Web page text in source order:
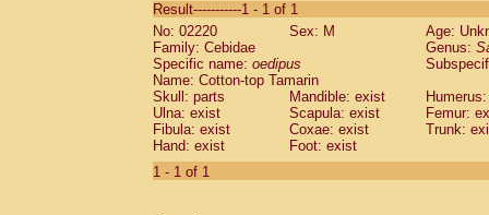
CebidaeSaguinus labiatus(0)
Cebidae Saguinus leucopus (0)
Cebidae
CebidaeSaguinus mystax
Cebidae Saguinus nigricollis (0)
Cebidae Saguinus oedipus
Cebidae Saguinus weddelli
Cebidae Saguinusspp.
Cebidae
Result-----------1 - 1 of 1
No: 02220
Sex: M
Age:
Family: Cebidae
Genus:
Specific name: oedipus
Name: Cotton-top Tamarin
Skull: parts
Mandible: exist
Ulna: exist
Scapula: exist
Femur:
Fibula: exist
Coxae: exist
Trunk:
Hand: exist
Foot: exist
1 - 1 of 1